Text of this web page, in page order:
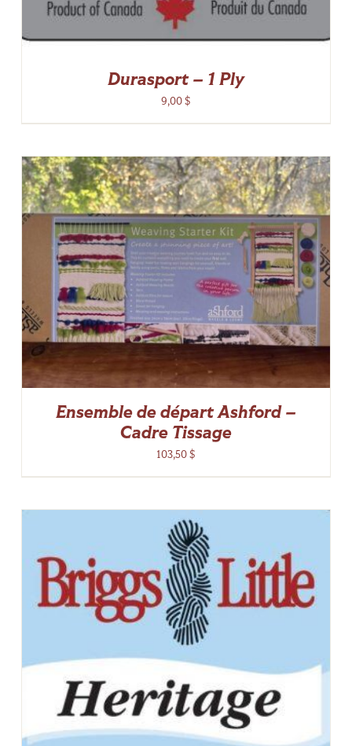
Durasport – 1 Ply
9,00$
Ensemble de départ Ashford –
Cadre Tissage
103,50$